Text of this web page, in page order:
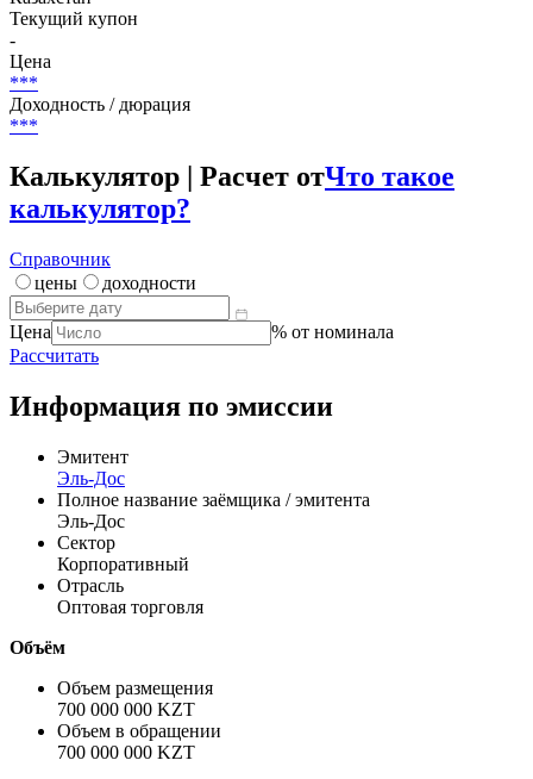
Страна риска
Казахстан
Текущий купон
-
***
Доходность / дюрация
***
Калькулятор | Расчет от
калькулятор?
Справочник
цены
Цена
% от номинала
Информация по эмиссии
Эмитент
Эль-Дос
Полное название заёмщика / эмитента
Эль-Дос
Корпоративный
Оптовая торговля
Объём